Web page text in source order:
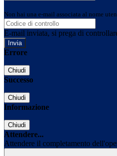
Non hai una e-mail associata al nome
E-mail inviata, si prega di
Errore
Chiudi
Successo
Chiudi
Informazione
Chiudi
Attendere...
Attendere il completamento